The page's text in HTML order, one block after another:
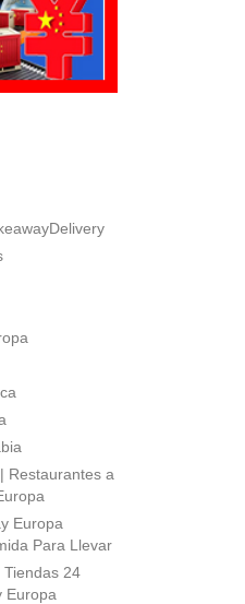
Restaurantes a
Europa
Para Llevar
24
Europa